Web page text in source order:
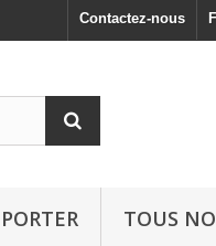
Contactez-nous
TOUS